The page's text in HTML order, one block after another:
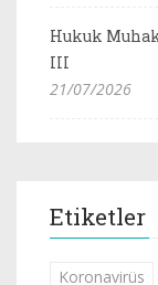
Hukuk
III
21/07/2026
Etiketler
Koronavirüs